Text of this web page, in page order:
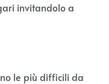
invitandolo a
le più difficili da